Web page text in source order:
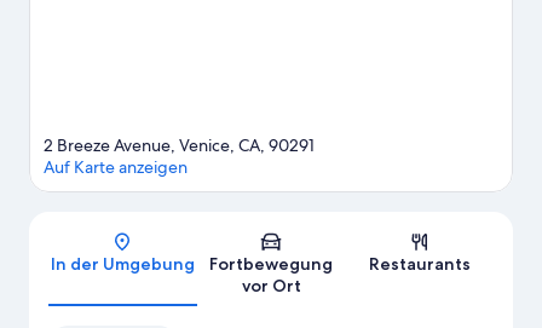
Karte
2 Breeze Avenue, Venice, CA, 90291
Auf Karte anzeigen
In der Umgebung
Fortbewegung
vor Ort
Restaurants